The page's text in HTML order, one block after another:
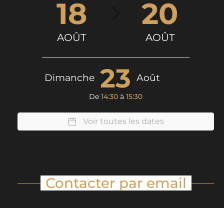
18
AOÛT
20
AOÛT
Dimanche 23 Août
De 14:30 à 15:30
Voir toutes les dates
Contacter par email